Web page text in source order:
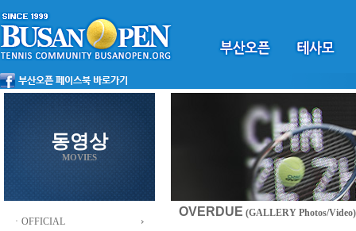
동영상
MOVIES
ㆍOFFICIAL
OVERDUE (GALLERY Photos/Video)